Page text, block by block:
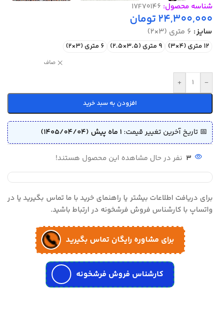
شناسه محصول: 17F70146
24,300,000تومان
سایز 6 متری (3×2)
12 متری (4×3) 9 متری (3.5×2.5) 6 متری (3×2)
صاف
-
+
افزودن به سبد خرید
📅 تاریخ آخرین تغییر قیمت: 1 ماه پیش (1405/04/04)
3 نفر در حال مشاهده این محصول هستند!
برای دریافت اطلاعات بیشتر یا راهنمای خرید با ما تماس بگیرید یا در
واتساپ با کارشناس فروش فرشخونه در ارتباط باشید.
برای مشاوره رایگان تماس بگیرید
کارشناس فروش فرشخونه